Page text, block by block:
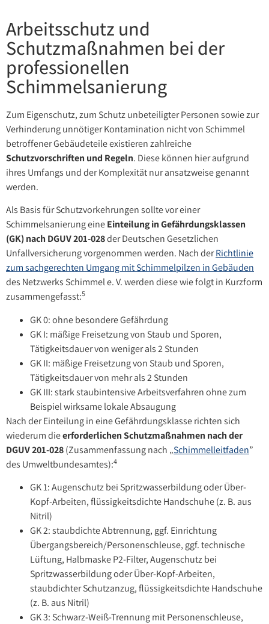
Arbeitsschutz und
Schutzmaßnahmen bei der
professionellen
Schimmelsanierung
Zum Eigenschutz, zum Schutz unbeteiligter Personen sowie zur
Verhinderung unnötiger Kontamination nicht von Schimmel
betroffener Gebäudeteile existieren zahlreiche
Schutzvorschriften und Regeln. Diese können hier aufgrund
ihres Umfangs und der Komplexität nur ansatzweise genannt
werden.
Als Basis für Schutzvorkehrungen sollte vor einer
Schimmelsanierung eineEinteilung in Gefährdungsklassen
(GK) nach DGUV 201-028der Deutschen Gesetzlichen
Unfallversicherung vorgenommen werden. Nach derRichtlinie
zum sachgerechten Umgang mit Schimmelpilzen in Gebäuden
des Netzwerks Schimmel e. V. werden diese wie folgt in Kurzform
zusammengefasst:5
GK 0: ohne besondere Gefährdung
GK I: mäßige Freisetzung von Staub und Sporen,
Tätigkeitsdauer von weniger als 2 Stunden
GK II: mäßige Freisetzung von Staub und Sporen,
Tätigkeitsdauer von mehr als 2 Stunden
GK III: stark staubintensive Arbeitsverfahren ohne zum
Beispiel wirksame lokale Absaugung
Nach der Einteilung in eine Gefährdungsklasse richten sich
wiederum dieerforderlichen Schutzmaßnahmen nach der
DGUV 201-028(Zusammenfassung nach „Schimmelleitfaden”
des Umweltbundesamtes):4
GK 1: Augenschutz bei Spritzwasserbildung oder Über-
Kopf-Arbeiten, flüssigkeitsdichte Handschuhe (z. B. aus
Nitril)
GK 2: staubdichte Abtrennung, ggf. Einrichtung
Übergangsbereich/Personenschleuse, ggf. technische
Lüftung, Halbmaske P2-Filter, Augenschutz bei
Spritzwasserbildung oder Über-Kopf-Arbeiten,
staubdichter Schutzanzug, flüssigkeitsdichte Handschuhe
(z. B. aus Nitril)
GK 3: Schwarz-Weiß-Trennung mit Personenschleuse,